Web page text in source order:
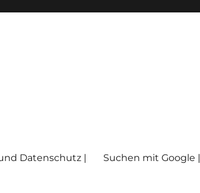
Datenschutz | Suchen mit Google